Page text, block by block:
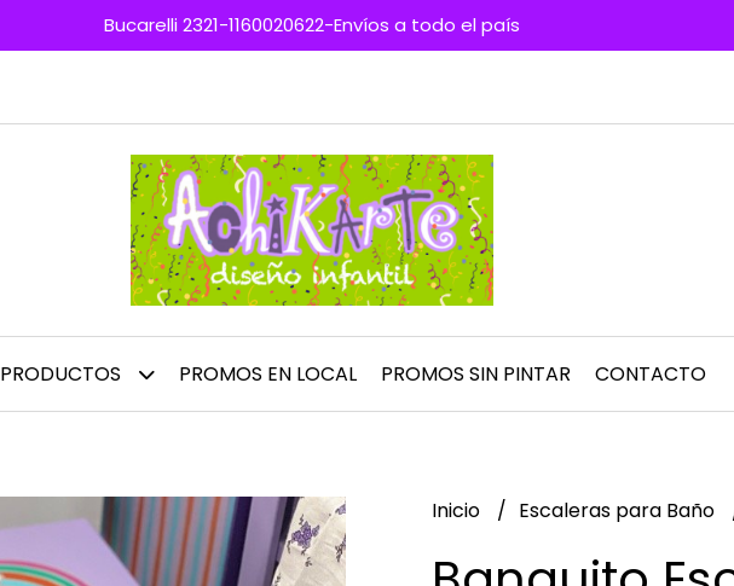
Bucarelli 2321-1160020622-Envíos a todo el país
PRODUCTOS PROMOS EN LOCAL PROMOS SIN PINTAR CONTACTO
Inicio Escaleras para Baño